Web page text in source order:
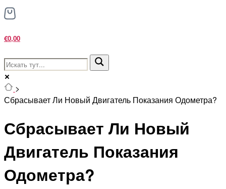
€0,00
>
Сбрасывает Ли Новый Двигатель Показания Одометра?
Сбрасывает Ли Новый
Двигатель Показания
Одометра?